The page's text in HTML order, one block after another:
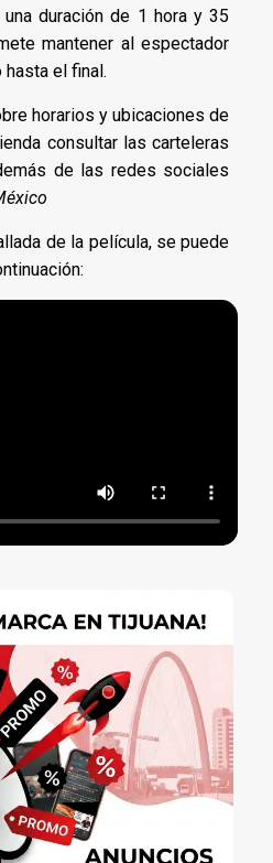
duración de 1 hora y 35
mantener al espectador
el final.
horarios y ubicaciones de
consultar las carteleras
de las redes sociales
de la película, se puede